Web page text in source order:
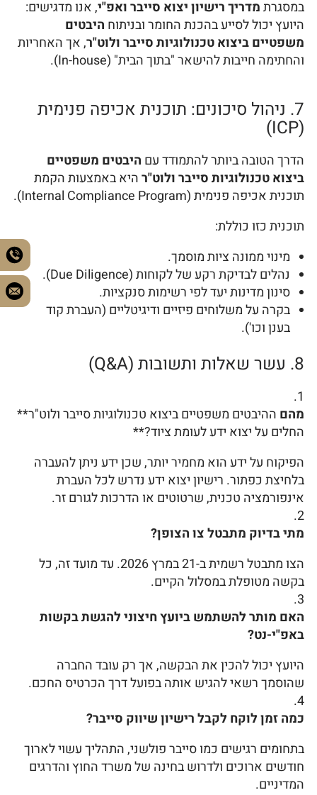
במסגרתמדריך רישיון יצוא סייבר ואפ"י, אנו מדגישים:
היועץ יכול לסייע בהכנת החומר ובניתוח היבטים
משפטיים ביצוא טכנולוגיות סייבר ולוט"ר, אך האחריות
והחתימה חייבות להישאר "בתוך הבית" (In-house).
7. ניהול סיכונים: תוכנית אכיפה פנימית
(ICP)
הדרך הטובה ביותר להתמודד עם היבטים משפטיים
ביצוא טכנולוגיות סייבר ולוט"רהיא באמצעות הקמת
תוכנית אכיפה פנימית (Internal Compliance Program).
תוכנית כזו כוללת:
מינוי ממונה ציות מוסמך.
נהלים לבדיקת רקע של לקוחות (Due Diligence).
סינון מדינות יעד לפי רשימות סנקציות.
בקרה על משלוחים פיזיים ודיגיטליים (העברת קוד
בענן וכו').
8. עשר שאלות ותשובות (Q&A)
מהם ההיבטים משפטיים ביצוא טכנולוגיות סייבר ולוט"ר**
החלים על יצוא ידע לעומת ציוד?**
הפיקוח על ידע הוא מחמיר יותר, שכן ידע ניתן להעברה
בלחיצת כפתור. רישיון יצוא ידע נדרש לכל העברת
אינפורמציה טכנית, שרטוטים או הדרכות לגורם זר.
מתי בדיוק מתבטל צו הצופן?
הצו מתבטל רשמית ב-21 במרץ 2026. עד מועד זה, כל
בקשה מטופלת במסלול הקיים.
האם מותר להשתמש ביועץ חיצוני להגשת בקשות
באפ"י-נט?
היועץ יכול להכין את הבקשה, אך רק עובד החברה
שהוסמך רשאי להגיש אותה בפועל דרך הכרטיס החכם.
כמה זמן לוקח לקבל רישיון שיווק סייבר?
בתחומים רגישים כמו סייבר פולשני, התהליך עשוי לארוך
חודשים ארוכים ולדרוש בחינה של משרד החוץ והדרגים
המדיניים.